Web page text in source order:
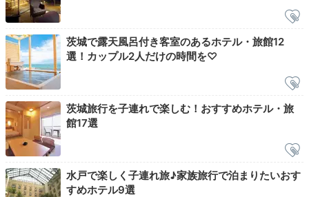
朝食後はホテル内を散策。吹き抜けの中庭
「アトリウム
ガーデンパーク」は、自然光が差し込む開放的な空間。
たくさんの緑に包まれリラックスした時間を♪写真映え
する館内で、記念撮影も忘れずに。時間になったら宿を
出発！
チェックアウトまでは、周辺を散策して過ごしました。
茨城で露天風呂付き客室のあるホテル・旅館12
選！カップル2人だけの時間を♡
茨城旅行を子連れで楽しむ！おすすめホテル・旅
館17選
水戸で楽しく子連れ旅♪家族旅行で泊まりたいおす
すめホテル9選